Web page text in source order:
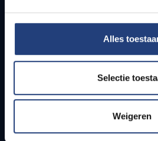
Alles
Selectie
Weigeren
Studenten
PhD-studenten
Leerkrachten en